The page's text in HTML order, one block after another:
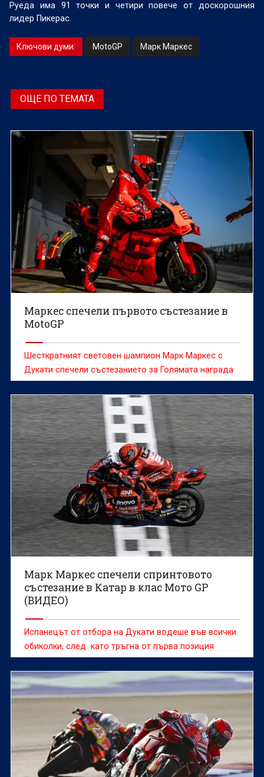
Руеда има 91 точки и четири повече от доскорошния
лидер Пикерас.
Ключови думи: MotoGP Марк Маркес
ОЩЕ ПО ТЕМАТА
Маркес спечели първото състезание в
MotoGP
Шесткратният световен шампион Марк Маркес с
Дукати спечели състезанието за Голямата награда
на Тайланд
Марк Маркес спечели спринтовото
състезание в Катар в клас Мото GP
(ВИДЕО)
Испанецът от отбора на Дукати водеше във всички
обиколки, след като тръгна от първа позиция